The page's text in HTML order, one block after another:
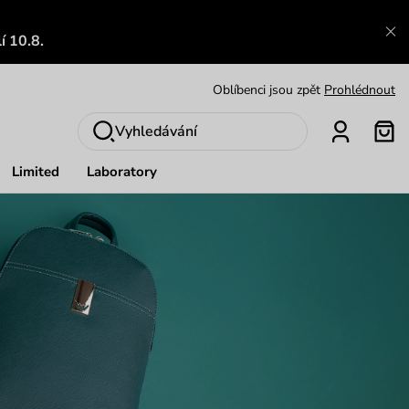
10.8.
Limited Laboratory
Nech se inspirovat Ukázat
Vyhledávání